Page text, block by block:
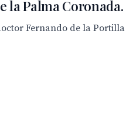
la Palma Coronada.
Fernando de la Portilla